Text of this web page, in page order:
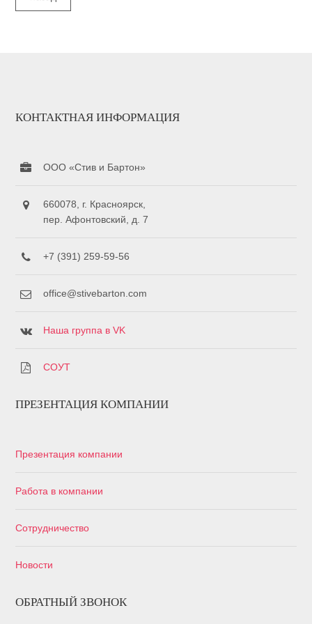
КОНТАКТНАЯ ИНФОРМАЦИЯ
ООО «Стив и Бартон»
660078, г. Красноярск,
пер. Афонтовский, д. 7
+7 (391) 259-59-56
office@stivebarton.com
Наша группа в VK
СОУТ
ПРЕЗЕНТАЦИЯ КОМПАНИИ
Презентация компании
Работа в компании
Сотрудничество
Новости
ОБРАТНЫЙ ЗВОНОК